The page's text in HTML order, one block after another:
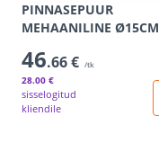
PINNASEPUUR
MEHAANILINE Ø15CM
46.66 € /tk
28.00 €
sisselogitud
kliendile